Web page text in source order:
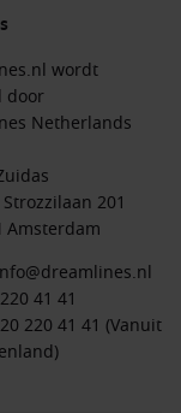
vragen over
en geniet van
ontvluchten en
temperaturen
wordt
door
Netherlands
201
Amsterdam
41 41
220 41 41 (Vanuit